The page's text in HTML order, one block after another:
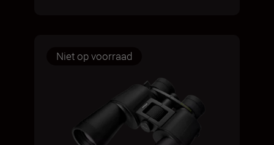
Niet op voorraad